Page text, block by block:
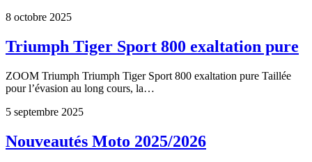
8 octobre 2025
Triumph Tiger Sport 800 exaltation pure
ZOOM Triumph Triumph Tiger Sport 800 exaltation pure Taillée
pour l’évasion au long cours, la…
5 septembre 2025
Nouveautés Moto 2025/2026